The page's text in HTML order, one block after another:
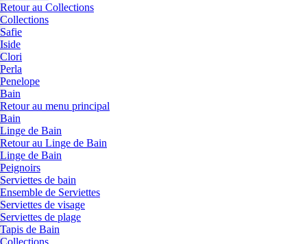
Retour au Collections
Collections
Safie
Iside
Clori
Perla
Penelope
Bain
Retour au menu principal
Bain
Linge de Bain
Retour au Linge de Bain
Linge de Bain
Peignoirs
Serviettes de bain
Ensemble de Serviettes
Serviettes de visage
Serviettes de plage
Tapis de Bain